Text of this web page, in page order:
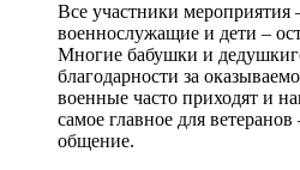
Все участники мероприятия
военнослужащие и дети –
Многие бабушки и
благодарности за
военные часто приходят и
самое главное для
общение.